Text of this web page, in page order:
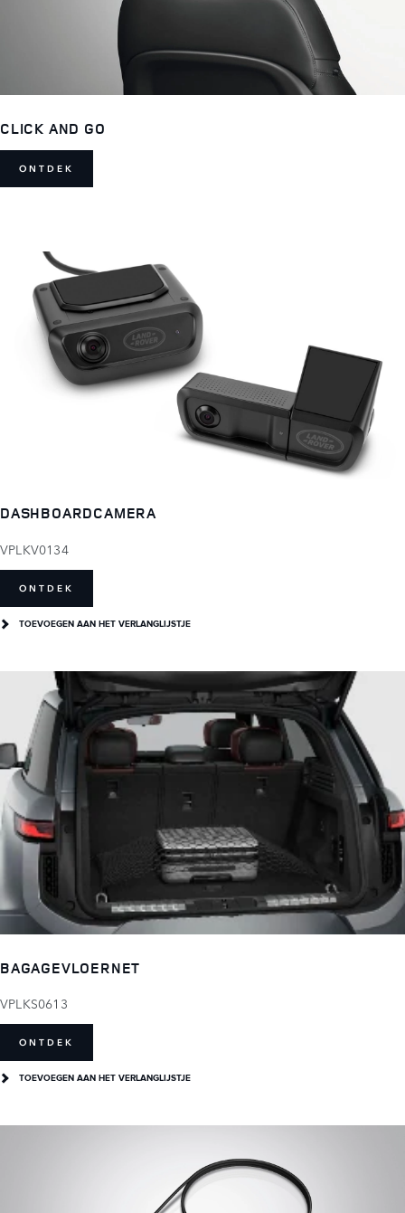
CLICK AND GO
ONTDEK
DASHBOARDCAMERA
VPLKV0134
ONTDEK
TOEVOEGEN AAN HET VERLANGLIJSTJE
BAGAGEVLOERNET
VPLKS0613
ONTDEK
TOEVOEGEN AAN HET VERLANGLIJSTJE